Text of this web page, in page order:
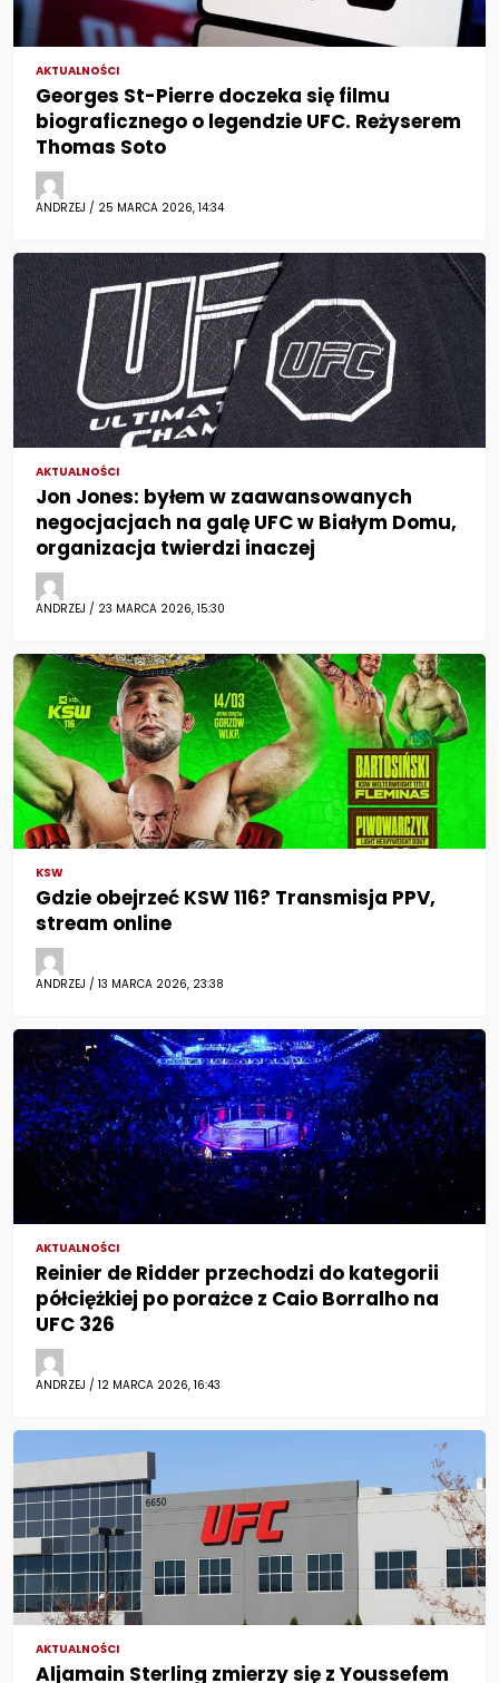
AKTUALNOŚCI
Georges St-Pierre doczeka się filmu
biograficznego o legendzie UFC. Reżyserem
Thomas Soto
ANDRZEJ / 25 MARCA 2026, 14:34
AKTUALNOŚCI
Jon Jones: byłem w zaawansowanych
negocjacjach na galę UFC w Białym Domu,
organizacja twierdzi inaczej
ANDRZEJ / 23 MARCA 2026, 15:30
KSW
Gdzie obejrzeć KSW 116? Transmisja PPV,
stream online
ANDRZEJ / 13 MARCA 2026, 23:38
AKTUALNOŚCI
Reinier de Ridder przechodzi do kategorii
półciężkiej po porażce z Caio Borralho na
UFC 326
ANDRZEJ / 12 MARCA 2026, 16:43
AKTUALNOŚCI
Aljamain Sterling zmierzy się z Youssefem